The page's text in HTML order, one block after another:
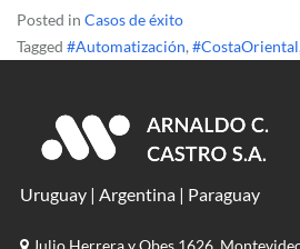
Posted in Casos de éxito
Tagged #Automatización, #CostaOriental
Uruguay | Argentina | Paraguay